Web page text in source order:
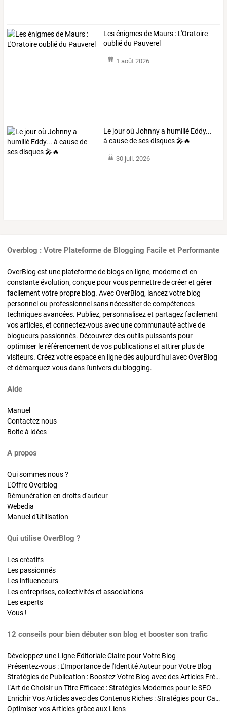
Les énigmes de Maurs : L'Oratoire
oublié du Pauverel
1 août 2026
Le jour où Johnny a humilié Eddy...
à cause de ses disques 🎤🔥
30 juil. 2026
Overblog : Votre Plateforme de Blogging Facile et Performante
OverBlog est une plateforme de blogs en ligne, moderne et en
constante évolution, conçue pour vous permettre de créer et gérer
facilement votre propre blog. Avec OverBlog, lancez votre blog
personnel ou professionnel sans nécessiter de compétences
techniques avancées. Publiez, personnalisez et partagez facilement
vos articles, et connectez-vous avec une communauté active de
blogueurs passionnés. Découvrez des outils puissants pour
optimiser le référencement de vos publications et attirer plus de
visiteurs. Créez votre espace en ligne dès aujourd'hui avec OverBlog
et démarquez-vous dans l'univers du blogging.
Aide
Manuel
Contactez nous
Boite à idées
A propos
Qui sommes nous ?
L'Offre Overblog
Rémunération en droits d'auteur
Webedia
Manuel d'Utilisation
Qui utilise OverBlog ?
Les créatifs
Les passionnés
Les influenceurs
Les entreprises, collectivités et associations
Les experts
Vous !
12 conseils pour bien débuter son blog et booster son trafic
Développez une Ligne Éditoriale Claire pour Votre Blog
Présentez-vous : L'Importance de l'Identité Auteur pour Votre Blog
Stratégies de Publication : Boostez Votre Blog avec des Articles Fréquents et Exclusifs
L'Art de Choisir un Titre Efficace : Stratégies Modernes pour le SEO
Enrichir Vos Articles avec des Contenus Riches : Stratégies pour Captiver et Optimiser
Optimiser vos Articles grâce aux Liens